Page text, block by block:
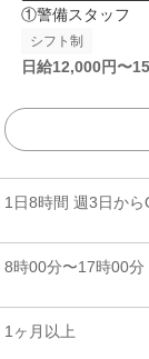
①警備スタッフ
シフト制
日給12,000円〜
1日8時間 週3日から
8時00分〜17時00分
1ヶ月以上